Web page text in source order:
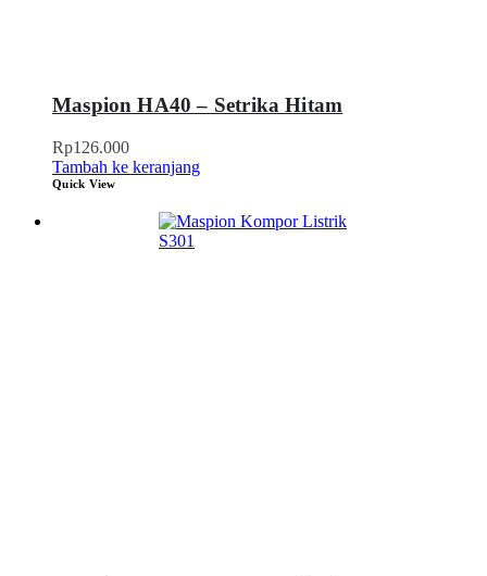
Maspion HA40 – Setrika Hitam
Rp126.000
Tambah ke keranjang
Quick View